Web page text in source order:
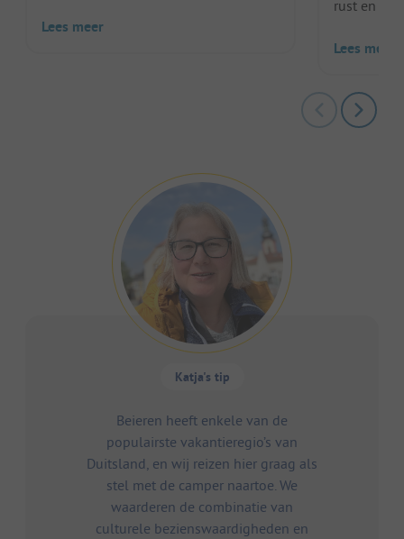
Lees meer
rust en
Lees meer
Katja's tip
Beieren heeft enkele van de
populairste vakantieregio’s van
Duitsland, en wij reizen hier graag als
stel met de camper naartoe. We
waarderen de combinatie van
culturele bezienswaardigheden en